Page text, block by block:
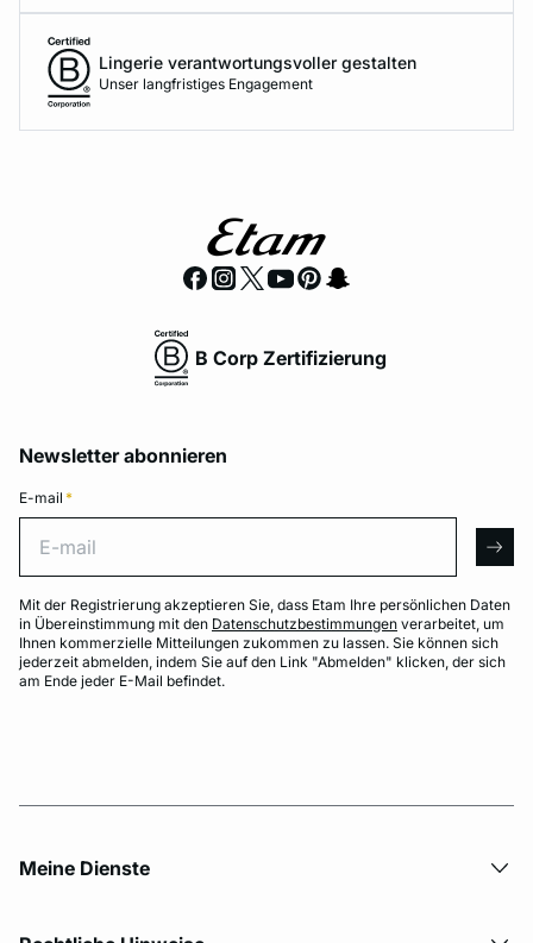
Lingerie verantwortungsvoller gestalten
Unser langfristiges Engagement
B Corp Zertifizierung
Newsletter abonnieren
E-mail *
Mit der Registrierung akzeptieren Sie, dass Etam Ihre persönlichen Daten
in Übereinstimmung mit den Datenschutzbestimmungen verarbeitet, um
Ihnen kommerzielle Mitteilungen zukommen zu lassen. Sie können sich
jederzeit abmelden, indem Sie auf den Link "Abmelden" klicken, der sich
am Ende jeder E-Mail befindet.
Meine Dienste